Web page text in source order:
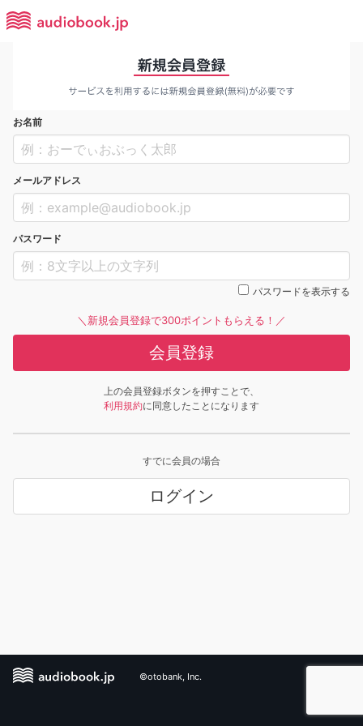
お名前
メールアドレス
パスワード
パスワードを表示する
＼新規会員登録で300ポイントもらえる！／
会員登録
上の会員登録ボタンを押すことで、
利用規約に同意したことになります
すでに会員の場合
ログイン
©otobank, Inc.